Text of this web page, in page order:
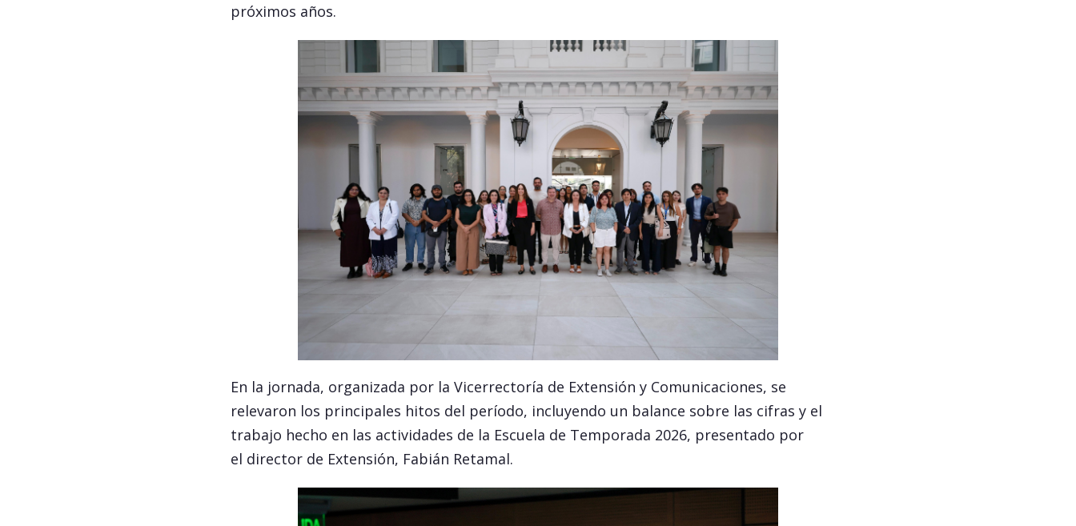
próximos años.
En la jornada, organizada por la Vicerrectoría de Extensión y Comunicaciones, se
relevaron los principales hitos del período, incluyendo un balance sobre las cifras y el
trabajo hecho en las actividades de la Escuela de Temporada 2026, presentado por
el director de Extensión, Fabián Retamal.